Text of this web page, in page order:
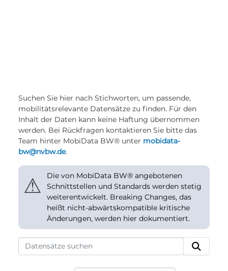
Suchen Sie hier nach Stichworten, um passende,
mobilitätsrelevante Datensätze zu finden. Für den
Inhalt der Daten kann keine Haftung übernommen
werden. Bei Rückfragen kontaktieren Sie bitte das
Team hinter MobiData BW® unter mobidata-
bw@nvbw.de.
⚠
Die von MobiData BW® angebotenen
Schnittstellen und Standards werden stetig
weiterentwickelt. Breaking Changes, das
heißt nicht-abwärtskompatible kritische
Änderungen, werden hier dokumentiert.